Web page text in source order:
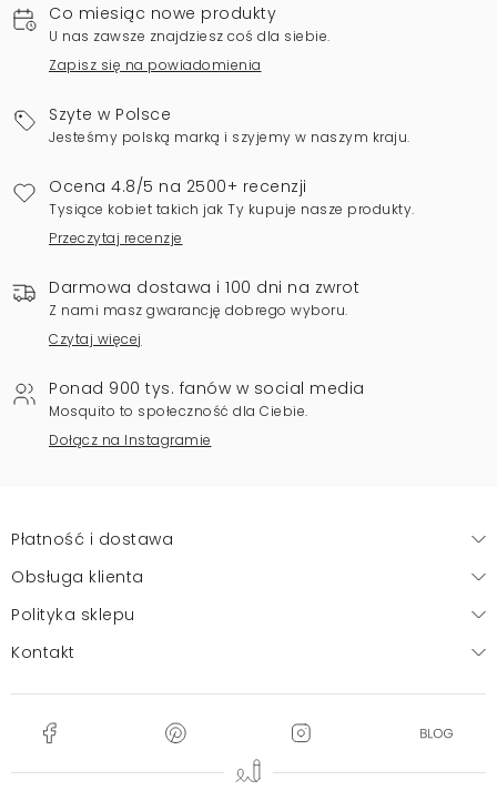
Co miesiąc nowe produkty
U nas zawsze znajdziesz coś dla siebie.
Zapisz się na powiadomienia
Szyte w Polsce
Jesteśmy polską marką i szyjemy w naszym kraju.
Ocena 4.8/5 na 2500+ recenzji
Tysiące kobiet takich jak Ty kupuje nasze produkty.
Przeczytaj recenzje
Darmowa dostawa i 100 dni na zwrot
Z nami masz gwarancję dobrego wyboru.
Czytaj więcej
Ponad 900 tys. fanów w social media
Mosquito to społeczność dla Ciebie.
Dołącz na Instagramie
Płatność i dostawa
Obsługa klienta
Polityka sklepu
Kontakt